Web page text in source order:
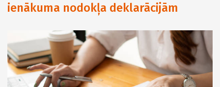
ienākuma nodokļa deklarācijām